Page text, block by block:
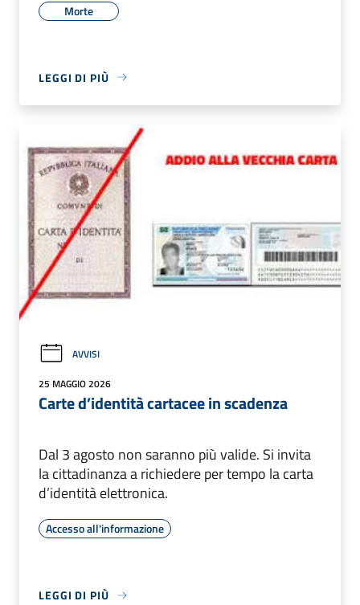
Morte
LEGGI DI PIÙ
AVVISI
25 MAGGIO 2026
Carte d’identità cartacee in scadenza
Dal 3 agosto non saranno più valide. Si invita
la cittadinanza a richiedere per tempo la carta
d’identità elettronica.
Accesso all'informazione
LEGGI DI PIÙ